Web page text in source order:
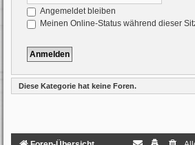
Angemeldet bleiben
Meinen Online-Status während dieser
Diese Kategorie hat keine Foren.